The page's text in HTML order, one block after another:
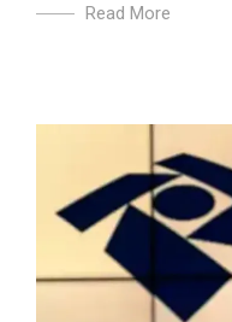
Read More